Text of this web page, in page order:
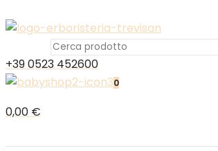
+39 0523 452600
0
0,00 €